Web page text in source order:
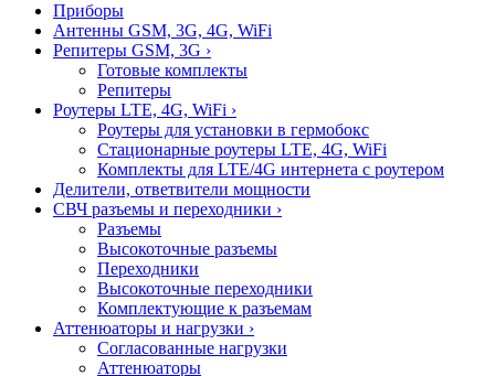
Приборы
Антенны GSM, 3G, 4G, WiFi
Репитеры GSM, 3G ›
Готовые комплекты
Репитеры
Роутеры LTE, 4G, WiFi ›
Роутеры для установки в гермобокс
Стационарные роутеры LTE, 4G, WiFi
Комплекты для LTE/4G интернета с роутером
Делители, ответвители мощности
СВЧ разъемы и переходники ›
Разъемы
Высокоточные разъемы
Переходники
Высокоточные переходники
Комплектующие к разъемам
Аттенюаторы и нагрузки ›
Согласованные нагрузки
Аттенюаторы